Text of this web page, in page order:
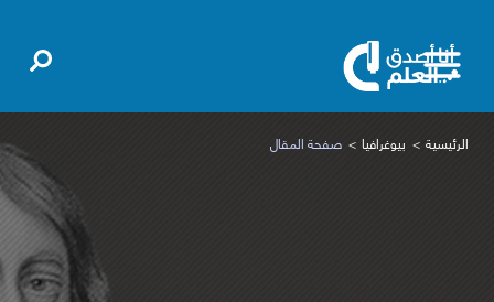
الرئيسية بيوغرافيا صفحة المقال